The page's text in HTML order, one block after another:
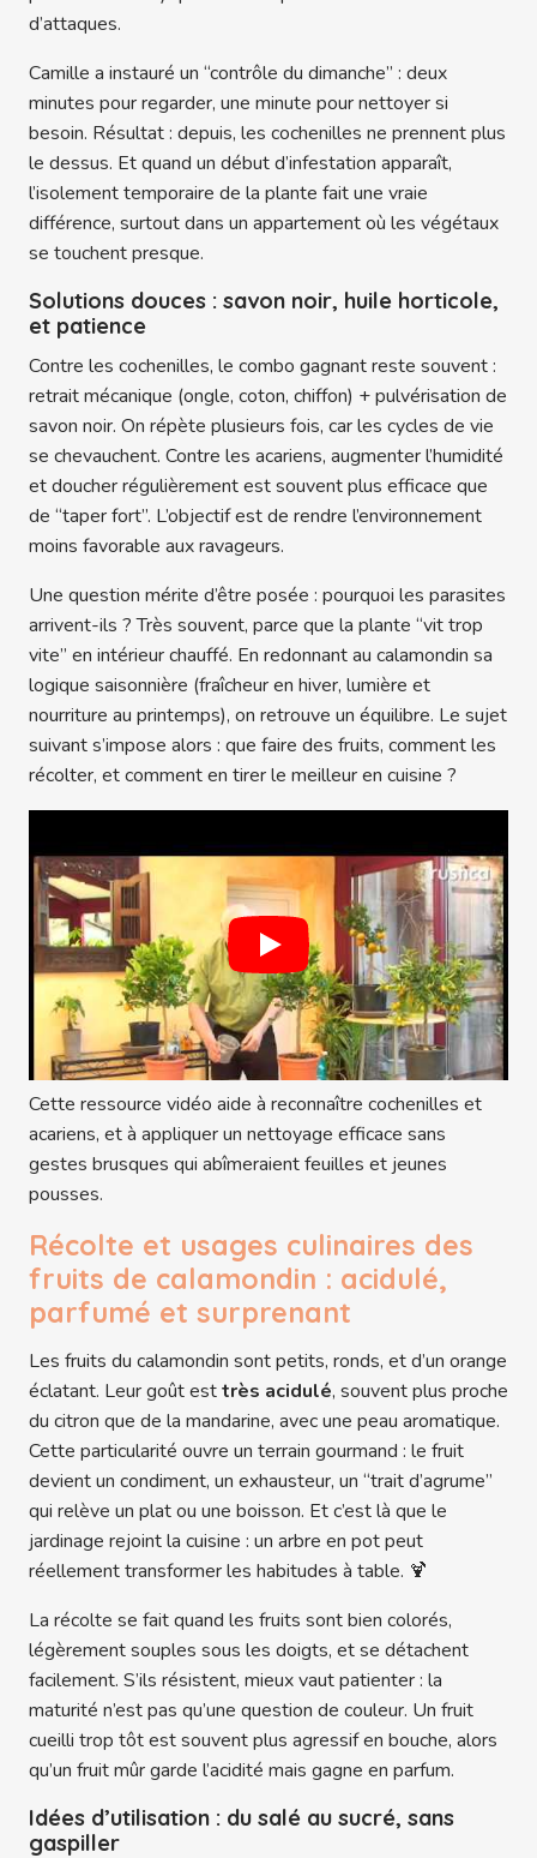
d’attaques.
Camille a instauré un “contrôle du dimanche” : deux
minutes pour regarder, une minute pour nettoyer si
besoin. Résultat : depuis, les cochenilles ne prennent plus
le dessus. Et quand un début d’infestation apparaît,
l’isolement temporaire de la plante fait une vraie
différence, surtout dans un appartement où les végétaux
se touchent presque.
Solutions douces : savon noir, huile horticole,
et patience
Contre les cochenilles, le combo gagnant reste souvent :
retrait mécanique (ongle, coton, chiffon) + pulvérisation de
savon noir. On répète plusieurs fois, car les cycles de vie
se chevauchent. Contre les acariens, augmenter l’humidité
et doucher régulièrement est souvent plus efficace que
de “taper fort”. L’objectif est de rendre l’environnement
moins favorable aux ravageurs.
Une question mérite d’être posée : pourquoi les parasites
arrivent-ils ? Très souvent, parce que la plante “vit trop
vite” en intérieur chauffé. En redonnant au calamondin sa
logique saisonnière (fraîcheur en hiver, lumière et
nourriture au printemps), on retrouve un équilibre. Le sujet
suivant s’impose alors : que faire des fruits, comment les
récolter, et comment en tirer le meilleur en cuisine ?
Cette ressource vidéo aide à reconnaître cochenilles et
acariens, et à appliquer un nettoyage efficace sans
gestes brusques qui abîmeraient feuilles et jeunes
pousses.
Récolte et usages culinaires des
fruits de calamondin : acidulé,
parfumé et surprenant
Les fruits du calamondin sont petits, ronds, et d’un orange
éclatant. Leur goût esttrès acidulé, souvent plus proche
du citron que de la mandarine, avec une peau aromatique.
Cette particularité ouvre un terrain gourmand : le fruit
devient un condiment, un exhausteur, un “trait d’agrume”
qui relève un plat ou une boisson. Et c’est là que le
jardinage rejoint la cuisine : un arbre en pot peut
réellement transformer les habitudes à table. 🍹
La récolte se fait quand les fruits sont bien colorés,
légèrement souples sous les doigts, et se détachent
facilement. S’ils résistent, mieux vaut patienter : la
maturité n’est pas qu’une question de couleur. Un fruit
cueilli trop tôt est souvent plus agressif en bouche, alors
qu’un fruit mûr garde l’acidité mais gagne en parfum.
Idées d’utilisation : du salé au sucré, sans
gaspiller